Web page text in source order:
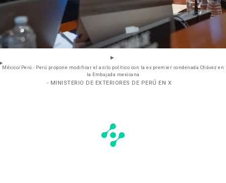
México/Perú.- Perú propone modificar el asilo político con la ex premier condenada Chávez en
la Embajada mexicana
- MINISTERIO DE EXTERIORES DE PERÚ EN X